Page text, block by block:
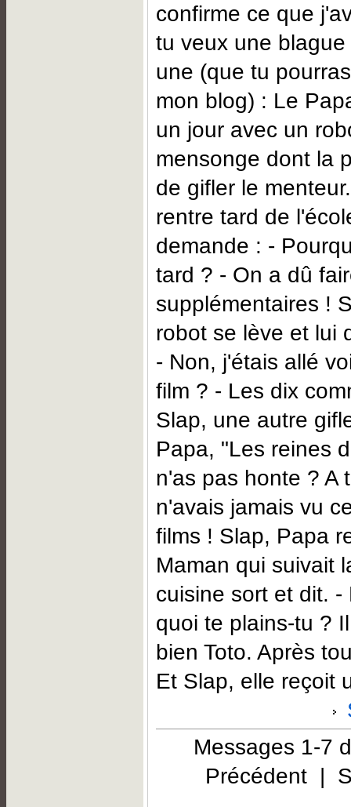
confirme ce que
tu veux une
une (que tu
mon blog) : Le
un jour avec un
mensonge dont la
de gifler le
rentre tard de
demande : -
tard ? - On a dû
supplémentaires !
robot se lève et lui
- Non, j'étais allé
film ? - Les dix
Slap, une autre
Papa, "Les reines
n'as pas honte ? A
n'avais jamais vu
films ! Slap, Papa
Maman qui suivait
cuisine sort et dit. -
quoi te plains-tu ?
bien Toto. Après
Et Slap, elle reçoit
Messages 1-
Précédent |